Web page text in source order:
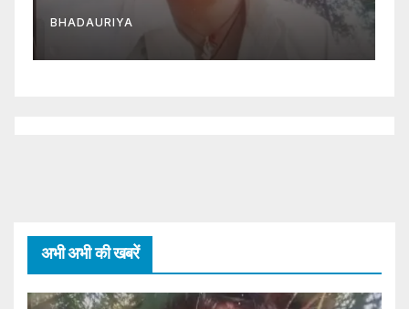
Dumper Cabin; Driver
Absconding
BHADAURIYA
अभी अभी की खबरें